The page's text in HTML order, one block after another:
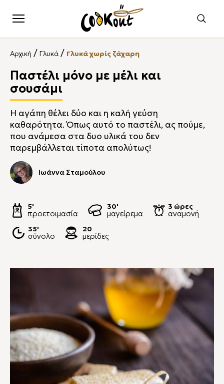
Αρχική / Γλυκά / Γλυκά χωρίς ζάχαρη
Παστέλι μόνο με μέλι και
σουσάμι
Η αγάπη θέλει δύο και η καλή γεύση
καθαρότητα. Όπως αυτό το παστέλι, ας πούμε,
που ανάμεσα στα δυο υλικά του δεν
παρεμβάλλεται τίποτα απολύτως!
Ιωάννα Σταμούλου
5'
προετοιμασία
30'
μαγείρεμα
3 ώρες
αναμονή
35'
σύνολο
20
μερίδες